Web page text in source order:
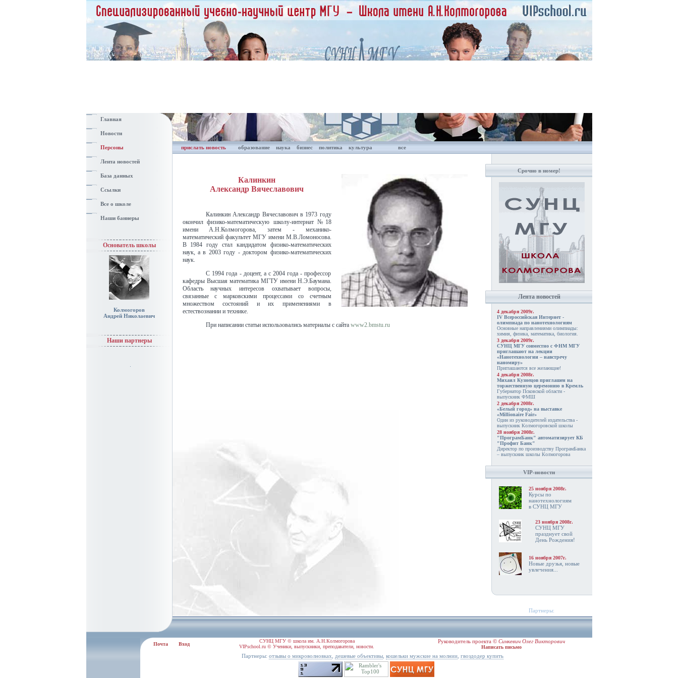
Главная
Новости
Персоны
Лента новостей
База данных
Ссылки
Все о школе
Наши баннеры
Основатель школы
Колмогоров
Андрей Николаевич
Наши партнеры
прислать новость образование наука бизнес политика культура все
Калинкин
Александр Вячеславович
Калинкин Александр Вячеславович в 1973 году
окончил физико-математическую школу-интернат №18
имени А.Н.Колмогорова, затем - механико-
математический факультет МГУ имени М.В.Ломоносова.
В 1984 году стал кандидатом физико-математических
наук, а в 2003 году - доктором физико-математических
наук.
С 1994 года - доцент, а с 2004 года - профессор
кафедры Высшая математика МГТУ имени Н.Э.Баумана.
Область научных интересов охватывает вопросы,
связанные с марковскими процессами со счетным
множеством состояний и их применениями в
естествознании и технике.
При написании статьи использовались материалы с сайтаwww2.bmstu.ru
Срочно в номер!
Лента новостей
4 декабря 2009г.
IV Всероссийская Интернет -
олимпиада по нанотехнологиям
Основные направлениями олимпиады:
химия, физика, математика, биология.
3 декабря 2009г.
СУНЦ МГУ совместно с ФНМ МГУ
приглашают на лекции
«Нанотехнологии – навстречу
наномиру»
Приглашаются все желающие!
4 декабря 2008г.
Михаил Кузнецов приглашен на
торжественную церемонию в Кремль
Губернатор Псковской области -
выпускник ФМШ
2 декабря 2008г.
«Белый город» на выставке
«Millionaire Fair»
Один из руководителей издательства -
выпускник Колмогоровской школы
28 ноября 2008г.
"ПрограмБанк" автоматизирует КБ
"Профит Банк"
Директор по производству ПрограмБанка
– выпускник школы Колмогорова
VIP-новости
25 ноября 2008г.
Курсы по
нанотехнологиям
в СУНЦ МГУ
23 ноября 2008г.
СУНЦ МГУ
празднует свой
День Рождения!
16 ноября 2007г.
Новые друзья, новые
увлечения...
Партнеры:
Почта Вход
СУНЦ МГУ © школа им. А.Н.Колмогорова
VIPschool.ru © Ученики, выпускники, преподаватели, новости.
Руководитель проекта © Синкевич Олег Викторович
Написать письмо
Партнеры: отзывы о микроволновках дешевые объективы, кошельки мужские на молнии, гвоздодер купить